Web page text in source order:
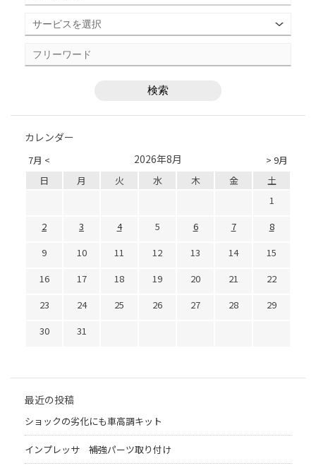
カレンダー
7月 < > 9月
2026年8月
日 月 火 水 木 金
土
1
2
3 4 5 6 7
8
9
10 11 12 13 14
15
16
17 18 19 20 21
22
23
24 25 26 27 28
29
30
31
最近の投稿
ショックの劣化にも車高調キット
インプレッサ 補強パーツ取り付け